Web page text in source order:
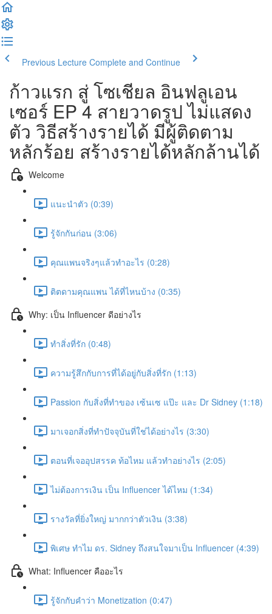
Previous Lecture Complete and Continue
ก้าวแรก สู่ โซเชียล อินฟลูเอน
เซอร์ EP 4 สายวาดรูป ไม่แสดง
ตัว วิธีสร้างรายได้ มีผู้ติดตาม
หลักร้อย สร้างรายได้หลักล้านได้
Welcome
แนะนำตัว (0:39)
รู้จักกันก่อน (3:06)
คุณแพนจริงๆแล้วทำอะไร (0:28)
ติตดามคุณแพน ได้ที่ไหนบ้าง (0:35)
Why: เป็น Influencer ดีอย่างไร
ทำสิ่งที่รัก (0:48)
ความรู้สึกกับการที่ได้อยู่กับสิ่งที่รัก (1:13)
Passion กับสิ่งที่ทำของ เซ้นเซ แป๊ะ และ Dr Sidney (1:18)
มาเจอกสิ่งที่ทำปัจจุบันที่ใช่ได้อย่างไร (3:30)
ตอนที่เจออุปสรรค ท้อไหม แล้วทำอย่างไร (2:05)
ไม่ต้องการเงิน เป็น Influencer ได้ไหม (1:34)
รางวัลที่ยิ่งใหญ่ มากกว่าตัวเงิน (3:38)
พิเศษ ทำไม ดร. Sidney ถึงสนใจมาเป็น Influencer (4:39)
What: Influencer คืออะไร
รู้จักกับคำว่า Monetization (0:47)